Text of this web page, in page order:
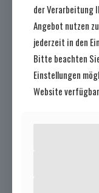
der Verarbeitung
Angebot nutzen
jederzeit in den
Bitte beachten
Einstellungen
Website